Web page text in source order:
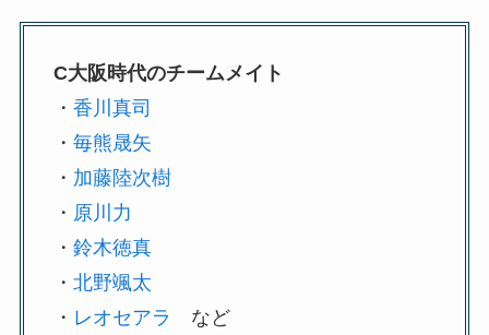
C大阪時代のチームメイト
・ 香川真司
・ 毎熊晟矢
・ 加藤陸次樹
・ 原川力
・ 鈴木徳真
・ 北野颯太
・ レオセアラ など